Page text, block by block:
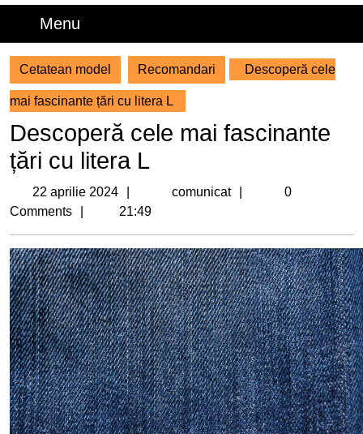
Menu
Cetatean model Recomandari Descoperă cele
mai fascinante țări cu litera L
Descoperă cele mai fascinante
țări cu litera L
22 aprilie 2024
aprilie
comunicat comunicat
0
Comments
21:49